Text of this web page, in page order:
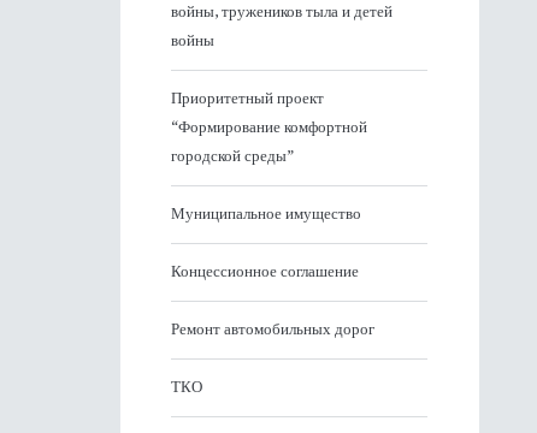
войны, тружеников тыла и детей
войны
Приоритетный проект
“Формирование комфортной
городской среды”
Муниципальное имущество
Концессионное соглашение
Ремонт автомобильных дорог
ТКО